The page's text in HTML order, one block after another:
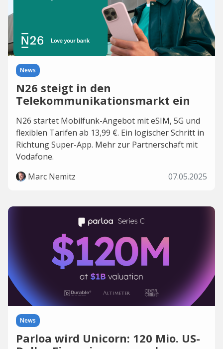
News
N26 steigt in den
Telekommunikationsmarkt ein
N26 startet Mobilfunk-Angebot mit eSIM, 5G und
flexiblen Tarifen ab 13,99 €. Ein logischer Schritt in
Richtung Super-App. Mehr zur Partnerschaft mit
Vodafone.
Marc Nemitz
07.05.2025
News
Parloa wird Unicorn: 120 Mio. US-